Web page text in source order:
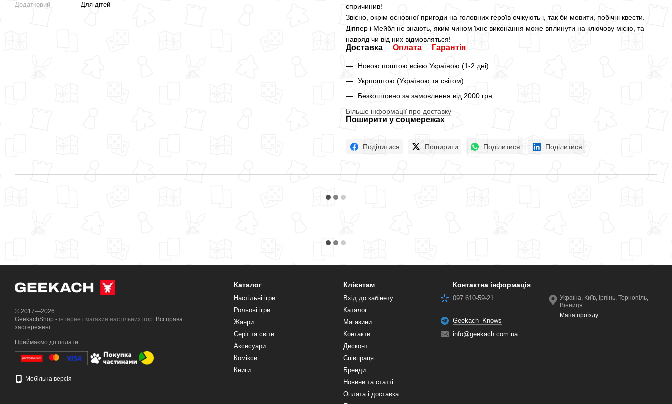
Додатковий
Для дітей
спричинив!
Звісно, окрім основної пригоди на головних героїв очікують і, так би мовити, побічні квести.
Діппер і Мейбл не знають, яким чином їхнє виконання може вплинути на ключову місію, та
навряд чи від них відмовляться!
Доставка Оплата Гарантія
Новою поштою всією Україною (1-2 дні)
Укрпоштою (Україною та світом)
Безкоштовно за замовлення від 2000 грн
Більше інформації про доставку
Поширити у соцмережах
Поділитися Поширити Поділитися Поділитися
© 2017—2026
GeekachShop - інтернет магазин настільних ігор. Всі права
застережені
Приймаємо до оплати
Мобільна версія
Каталог
Настільні ігри
Рольові ігри
Жанри
Серії та світи
Аксесуари
Комікси
Книги
Клієнтам
Вхід до кабінету
Каталог
Магазини
Контакти
Дисконт
Співпраця
Бренди
Новини та статті
Оплата і доставка
Контактна інформація
097 610-59-21
Geekach_Knows
info@geekach.com.ua
Україна, Київ, Ірпінь, Тернопіль,
Вінниця
Мапа проїзду